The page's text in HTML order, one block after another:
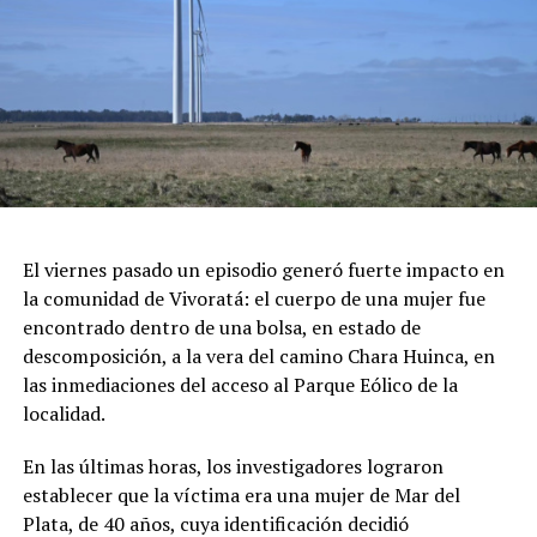
Feria de Artesanos y Emprendedores: Un paseo cultural
repleto de arte y diseño local cobijado por el histórico
pinar.
Espectáculos y Área Kids: Shows de artistas locales e
invitados en el escenario principal, junto a una zona
dedicada exclusivamente al entretenimiento infantil con
arboledas y dejarse tentar por una taza de chocolate
caliente mientras se disfruta de buena música es el plan
perfecto para escaparse de la rutina este fin de semana
largo.
INFORMACIÓN GENERAL DEL EVENTO
Evento: 30° Fiesta Nacional del Chocolate Artesanal
(ChocoGesell)
El viernes pasado un episodio generó fuerte impacto en
la comunidad de Vivoratá: el cuerpo de una mujer fue
encontrado dentro de una bolsa, en estado de
descomposición, a la vera del camino Chara Huinca, en
las inmediaciones del acceso al Parque Eólico de la
localidad.
En las últimas horas, los investigadores lograron
establecer que la víctima era una mujer de Mar del
Plata, de 40 años, cuya identificación decidió